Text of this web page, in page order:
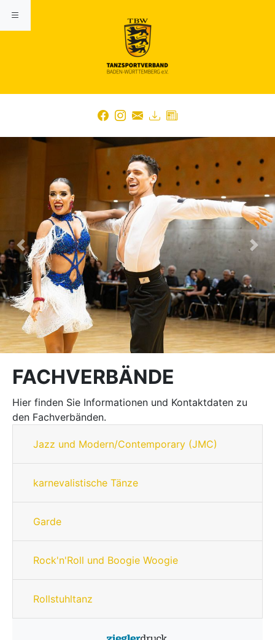
Previous Next
FACHVERBÄNDE
Hier finden Sie Informationen und Kontaktdaten zu
den Fachverbänden.
Jazz und Modern/Contemporary (JMC)
karnevalistische Tänze
Garde
Rock'n'Roll und Boogie Woogie
Rollstuhltanz